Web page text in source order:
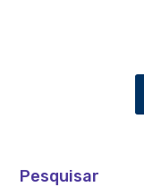
Pesquisar